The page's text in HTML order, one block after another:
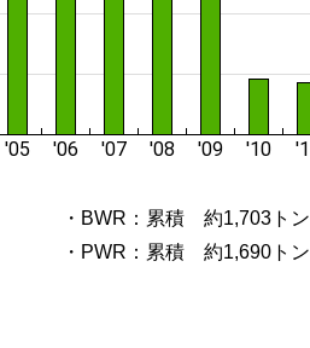
・BWR：累積 約1,703トン
・PWR：累積 約1,690トン